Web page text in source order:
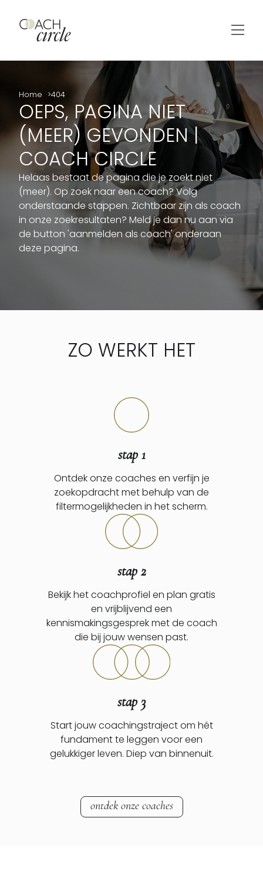
Home 404
OEPS, PAGINA NIET
(MEER) GEVONDEN |
COACH CIRCLE
Helaas bestaat de pagina die je zoekt niet
(meer). Op zoek naar een coach? Volg
onderstaande stappen. Zichtbaar zijn als coach
in onze zoekresultaten? Meld je dan nu aan via
de button 'aanmelden als coach' onderaan
deze pagina.
ZO WERKT HET
stap 1
Ontdek onze coaches en verfijn je
zoekopdracht met behulp van de
filtermogelijkheden in het scherm.
stap 2
Bekijk het coachprofiel en plan gratis
en vrijblijvend een
kennismakingsgesprek met de coach
die bij jouw wensen past.
stap 3
Start jouw coachingstraject om hét
fundament te leggen voor een
gelukkiger leven. Diep van binnenuit.
ontdek onze coaches